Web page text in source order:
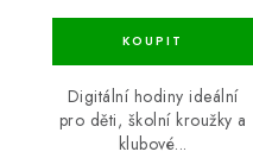
Digitální hodiny ideální
pro děti, školní kroužky a
klubové...